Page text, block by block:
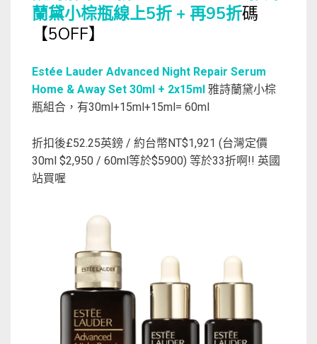
蘭黛小棕瓶線上5折 + 再95折碼
【5OFF】
Estée Lauder Advanced Night Repair Serum
Home & Away Set 30ml + 2x15ml 雅詩蘭黛小棕
瓶組合，有30ml+15ml+15ml= 60ml
折扣後£52.25英鎊 / 約台幣NT$1,921 (台灣定價
30ml $2,950 / 60ml等於$5900) 等於33折啊!! 英國
站買喔